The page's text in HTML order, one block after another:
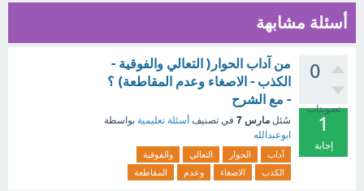
أسئلة مشابهة
0
تصويتات
1
إجابة
من آداب الحوار( التعالي والفوقية -
الكذب - الاصغاء وعدم المقاطعة) ؟
- مع الشرح
سُئل مارس 7 في تصنيف أسئلة تعليمية بواسطة
ابوعبدالله
آداب الحوار التعالي
والفوقية
الكذب
الاصغاء وعدم المقاطعة